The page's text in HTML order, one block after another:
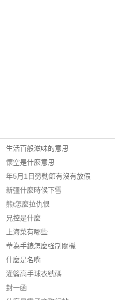
生活百般滋味的意思
懷空是什麼意思
年5月1日勞動節有沒有放假
新彊什麼時候下雪
熊t怎麼拉仇恨
兄控是什麼
上海菜有哪些
華為手錶怎麼強制關機
什麼是名嘴
灌籃高手球衣號碼
封一函